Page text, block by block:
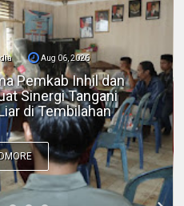
Aug 06, 2026
Kutuk Premanisme,
Perlindungan terhadap